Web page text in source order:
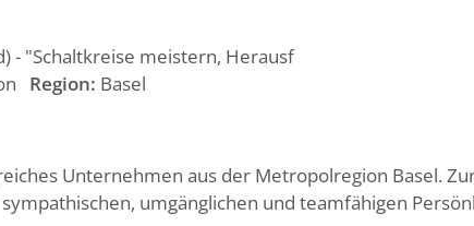
- "Schaltkreise meistern, Herausf
Region: Basel
Unternehmen aus der Metropolregion Basel.
umgänglichen und teamfähigen